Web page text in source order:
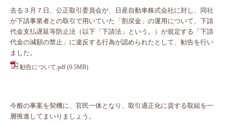
去る３月７日、 公正取引委員会が、日産自動車株式会社に対し、同社
が下請事業者との取引で用いていた「割戻金」の運用について、下請
代金支払遅延等防止法（以下「下請法」という。）が規定する「下請
代金の減額の禁止」に違反する行為が認められたとして、勧告を行い
ました。
勧告について.pdf (0.5MB)
今般の事案を契機に、官民一体となり、取引適正化に資する取組を一
層推進してまいりましょう。